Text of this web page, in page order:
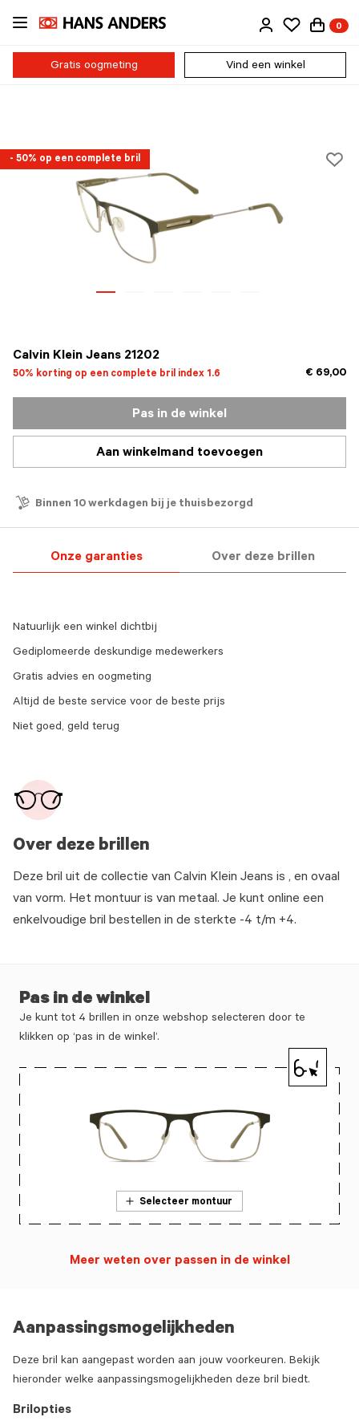
Ga
naar
inhoud
0
Gratis oogmeting Vind een winkel
- 50% op een complete bril
Calvin Klein Jeans 21202
50% korting op een complete bril index 1.6 € 69,00
Pas in de winkel
Aan winkelmand toevoegen
Binnen 10 werkdagen bij je thuisbezorgd
Onze garanties Over deze brillen
Over deze brillen
Deze bril uit de collectie van Calvin Klein Jeans is , en ovaal
van vorm. Het montuur is van metaal. Je kunt online een
enkelvoudige bril bestellen in de sterkte -4 t/m +4.
Natuurlijk een winkel dichtbij
Gediplomeerde deskundige medewerkers
Gratis advies en oogmeting
Altijd de beste service voor de beste prijs
Niet goed, geld terug
Aanpassingsmogelijkheden
Deze bril kan aangepast worden aan jouw voorkeuren. Bekijk
hieronder welke aanpassingsmogelijkheden deze bril biedt.
Brilopties
Pas in de winkel
Je kunt tot 4 brillen in onze webshop selecteren door te
klikken op ‘pas in de winkel’.
Selecteer montuur
Meer weten over passen in de winkel